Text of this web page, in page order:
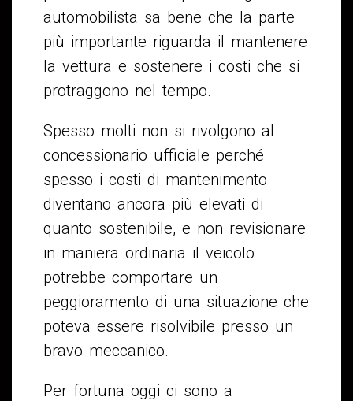
automobilista sa bene che la parte
più importante riguarda il mantenere
la vettura e sostenere i costi che si
protraggono nel tempo.
Spesso molti non si rivolgono al
concessionario ufficiale perché
spesso i costi di mantenimento
diventano ancora più elevati di
quanto sostenibile, e non revisionare
in maniera ordinaria il veicolo
potrebbe comportare un
peggioramento di una situazione che
poteva essere risolvibile presso un
bravo meccanico.
Per fortuna oggi ci sono a